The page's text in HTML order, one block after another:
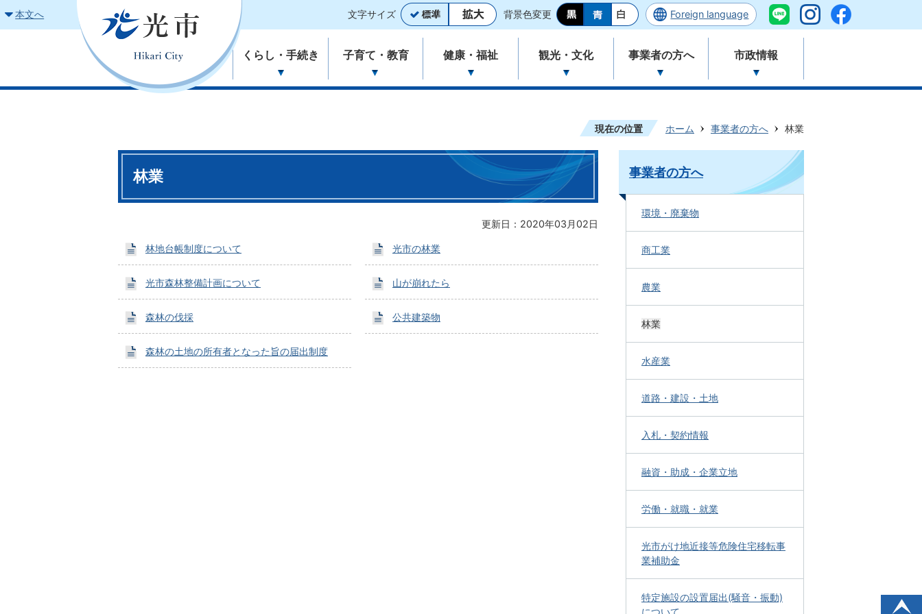
本文へ 文字サイズ 背景色変更 Foreign language
くらし・手続き 子育て・教育 健康・福祉 観光・文化 事業者の方へ 市政情報
現在の位置 ホーム 事業者の方へ 林業
林業
更新日：2020年03月02日
林地台帳制度について 光市の林業
光市森林整備計画について 山が崩れたら
森林の伐採 公共建築物
森林の土地の所有者となった旨の届出制度
事業者の方へ
環境・廃棄物
商工業
農業
林業
水産業
道路・建設・土地
入札・契約情報
融資・助成・企業立地
労働・就職・就業
光市がけ地近接等危険住宅移転事
業補助金
特定施設の設置届出(騒音・振動)
について